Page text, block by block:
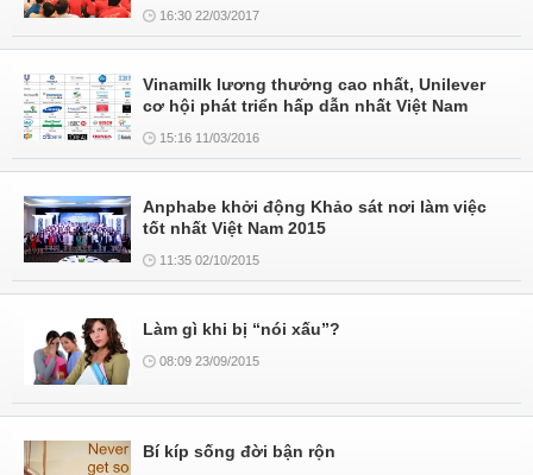
16:30 22/03/2017
Vinamilk lương thưởng cao nhất, Unilever
cơ hội phát triển hấp dẫn nhất Việt Nam
15:16 11/03/2016
Anphabe khởi động Khảo sát nơi làm việc
tốt nhất Việt Nam 2015
11:35 02/10/2015
Làm gì khi bị “nói xấu”?
08:09 23/09/2015
Bí kíp sống đời bận rộn